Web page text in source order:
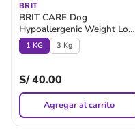
BRIT
BRIT CARE Dog
Hypoallergenic Weight Loss
Rabbit
1 KG 3 Kg
S/40.00
Agregar al carrito